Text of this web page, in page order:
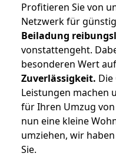
Profitieren Sie von
Netzwerk für
Beiladung
vonstattengeht.
besonderen Wert auf
Zuverlässigkeit.
Leistungen machen
für Ihren Umzug
nun eine kleine
umziehen, wir
Sie.